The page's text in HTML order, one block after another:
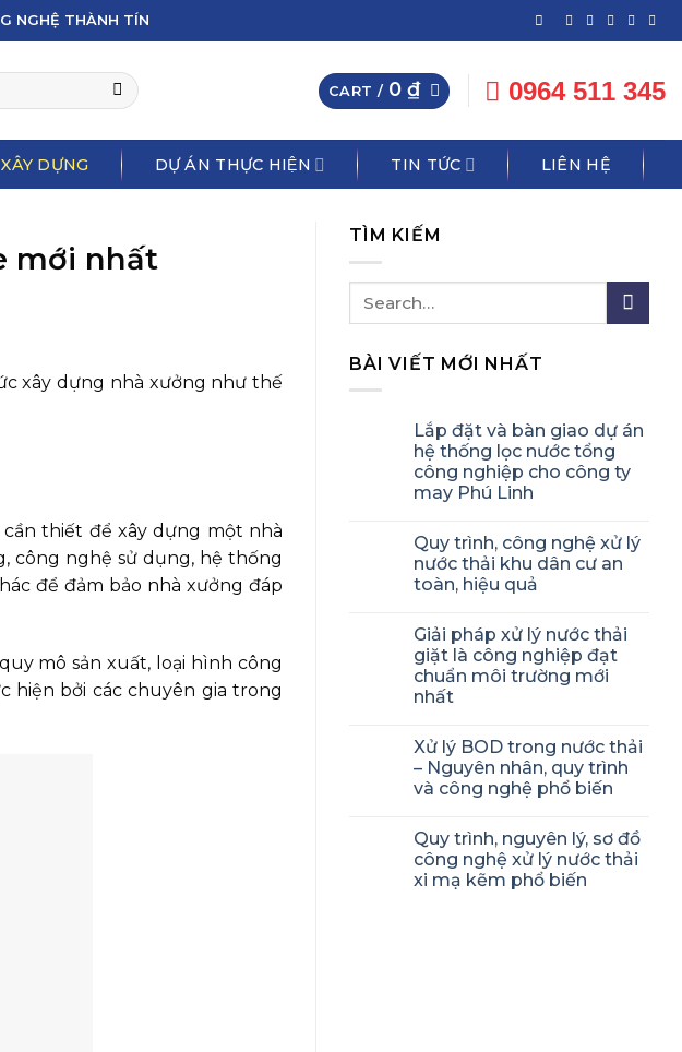
NGHỆ THÀNH TÍN
CART / 0₫ 0964 511 345
XÂY DỰNG DỰ ÁN THỰC HIỆN TIN TỨC LIÊN HỆ
mới nhất
xây dựng nhà xưởng như thế
thiết để xây dựng một nhà
công nghệ sử dụng, hệ thống
để đảm bảo nhà xưởng đáp
mô sản xuất, loại hình công
hiện bởi các chuyên gia trong
TÌM KIẾM
BÀI VIẾT MỚI NHẤT
Lắp đặt và bàn giao dự án
hệ thống lọc nước tổng
công nghiệp cho công ty
may Phú Linh
Quy trình, công nghệ xử lý
nước thải khu dân cư an
toàn, hiệu quả
Giải pháp xử lý nước thải
giặt là công nghiệp đạt
chuẩn môi trường mới
nhất
Xử lý BOD trong nước thải
– Nguyên nhân, quy trình
và công nghệ phổ biến
Quy trình, nguyên lý, sơ đồ
công nghệ xử lý nước thải
xi mạ kẽm phổ biến